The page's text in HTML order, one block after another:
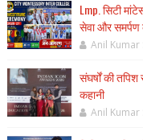
Lmp. सिटी
सेवा और
Anil Kumar
संघर्षों की
कहानी
Anil Kumar